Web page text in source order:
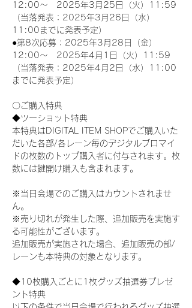
12:00～　2025年3月25日（火）11:59
（当落発表：2025年3月26日（水）
11:00までに発表予定）
●第8次応募：2025年3月28日（金）
12:00～　2025年4月1日（火）11:59
（当落発表：2025年4月2日（水）11:00
までに発表予定）
〇ご購入特典
◆ツーショット特典
本特典はDIGITAL ITEM SHOPでご購入いた
だいた各部/各レーン毎のデジタルブロマイ
ドの枚数のトップ購入者に付与されます。枚
数には鍵開け購入も含まれます。
※当日会場でのご購入はカウントされませ
ん。
※売り切れが発生した際、追加販売を実施す
る可能性がございます。
追加販売が実施された場合、追加販売の部/
レーンも本特典の対象となります。
◆10枚購入ごとに1枚グッズ抽選券プレゼ
ント特典